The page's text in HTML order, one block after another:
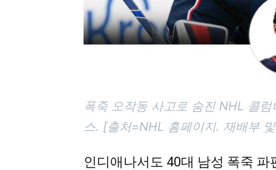
폭죽 오작동 사고로 숨진 NHL 콜
스. [출처=NHL 홈페이지. 재배부
인디애나서도 40대 남성 폭죽